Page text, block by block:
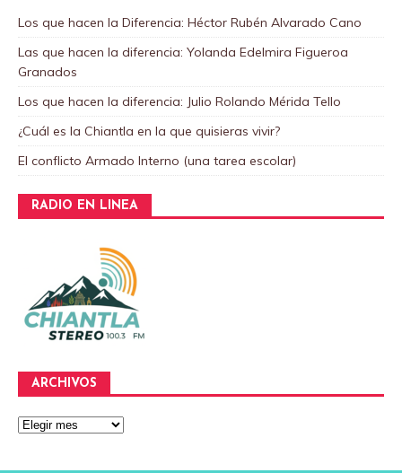
Los que hacen la Diferencia: Héctor Rubén Alvarado Cano
Las que hacen la diferencia: Yolanda Edelmira Figueroa
Granados
Los que hacen la diferencia: Julio Rolando Mérida Tello
¿Cuál es la Chiantla en la que quisieras vivir?
El conflicto Armado Interno (una tarea escolar)
RADIO EN LINEA
ARCHIVOS